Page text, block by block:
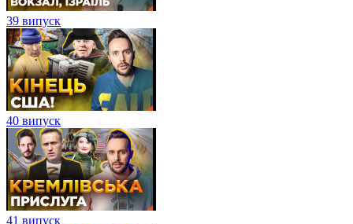
39 випуск
40 випуск
41 випуск